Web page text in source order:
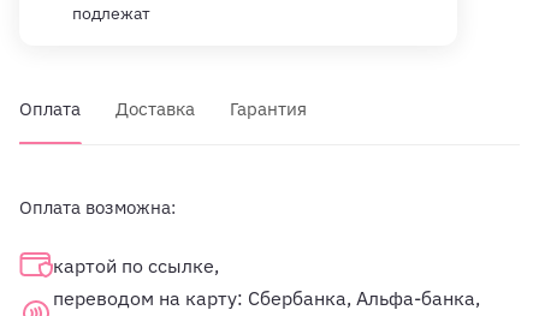
подлежат
Оплата Доставка Гарантия
Оплата возможна:
картой по ссылке,
переводом на карту: Сбербанка, Альфа-банка,